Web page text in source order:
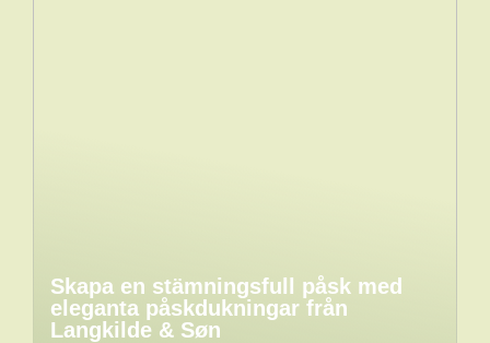
Skapa en stämningsfull påsk med
eleganta påskdukningar från
Langkilde & Søn